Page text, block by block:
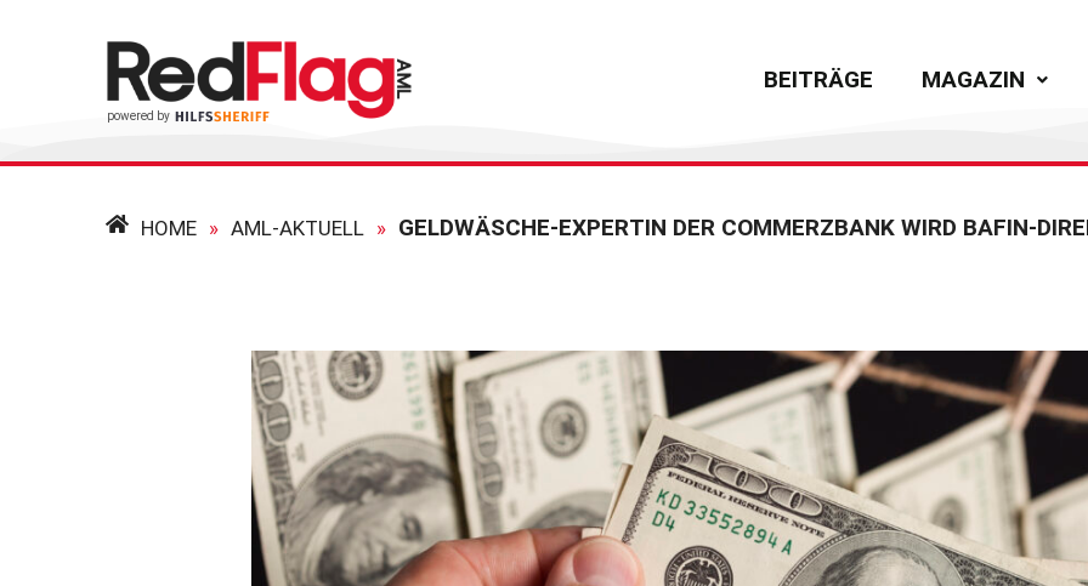
BEITRÄGE MAGAZIN
HOME » AML-AKTUELL » GELDWÄSCHE-EXPERTIN DER COMMERZBANK WIRD BAFIN-